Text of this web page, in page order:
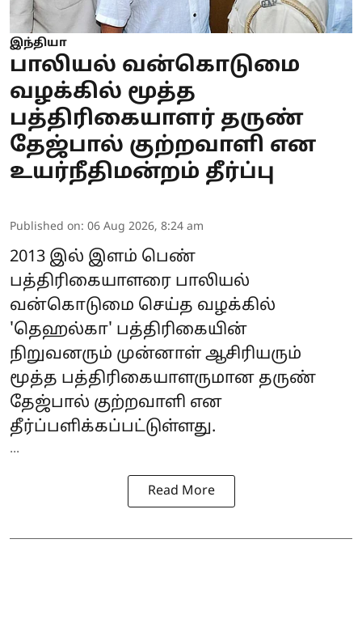
இந்தியா
பாலியல் வன்கொடுமை
வழக்கில் மூத்த
பத்திரிகையாளர் தருண்
தேஜ்பால் குற்றவாளி என
உயர்நீதிமன்றம் தீர்ப்பு
Published on: 06 Aug 2026, 8:24 am
2013 இல் இளம் பெண்
பத்திரிகையாளரை பாலியல்
வன்கொடுமை செய்த வழக்கில்
'தெஹல்கா' பத்திரிகையின்
நிறுவனரும் முன்னாள் ஆசிரியரும்
மூத்த பத்திரிகையாளருமான தருண்
தேஜ்பால் குற்றவாளி என
தீர்ப்பளிக்கப்பட்டுள்ளது.
...
Read More